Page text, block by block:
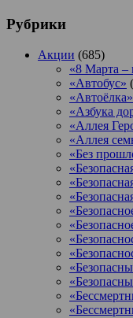
Рубрики
Акции (685)
«8 Марта
«Автобус»
«Автоёлка»
«Азбука
«Аллея
«Аллея
«Без